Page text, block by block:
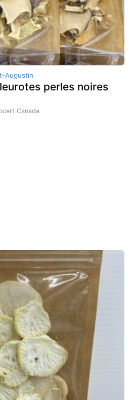
Augustin
perles noires
Canada